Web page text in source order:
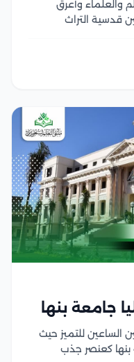
والعلماء وأعرق
قدسية التراث
كحل أكاديمي مبتكر
جامعة بنها
الساعين للتميز حيث
بنها كعنصر جذب